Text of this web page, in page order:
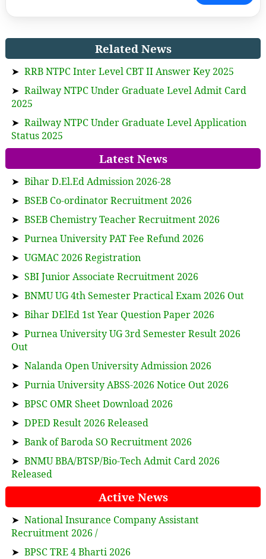
Related News
➤ RRB NTPC Inter Level CBT II Answer Key 2025
➤ Railway NTPC Under Graduate Level Admit Card
2025
➤ Railway NTPC Under Graduate Level Application
Status 2025
Latest News
➤ Bihar D.El.Ed Admission 2026-28
➤ BSEB Co-ordinator Recruitment 2026
➤ BSEB Chemistry Teacher Recruitment 2026
➤ Purnea University PAT Fee Refund 2026
➤ UGMAC 2026 Registration
➤ SBI Junior Associate Recruitment 2026
➤ BNMU UG 4th Semester Practical Exam 2026 Out
➤ Bihar DElEd 1st Year Question Paper 2026
➤ Purnea University UG 3rd Semester Result 2026
Out
➤ Nalanda Open University Admission 2026
➤ Purnia University ABSS-2026 Notice Out 2026
➤ BPSC OMR Sheet Download 2026
➤ DPED Result 2026 Released
➤ Bank of Baroda SO Recruitment 2026
➤ BNMU BBA/BTSP/Bio-Tech Admit Card 2026
Released
Active News
➤ National Insurance Company Assistant
Recruitment 2026 /
➤ BPSC TRE 4 Bharti 2026